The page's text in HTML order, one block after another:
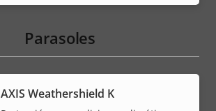
Parasoles
AXIS Weathershield K